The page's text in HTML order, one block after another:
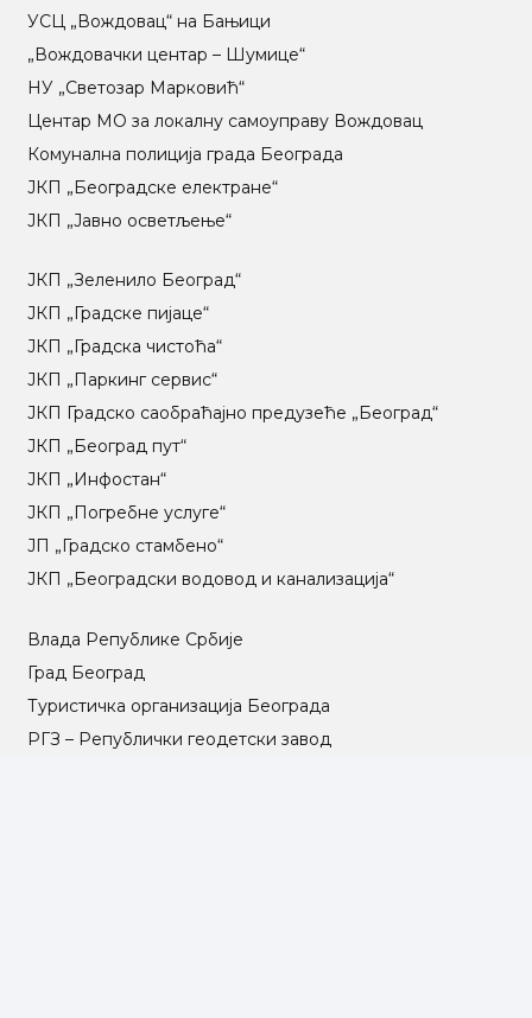
УСЦ „Вождовац“ на Бањици
„Вождовачки центар – Шумице“
НУ „Светозар Марковић“
Центар МO за локалну самоуправу Вождовац
Комунална полиција града Београда
ЈКП „Београдске електране“
ЈКП „Јавно осветљење“
ЈКП „Зеленило Београд“
ЈКП „Градске пијаце“
ЈКП „Градска чистоћа“
ЈКП „Паркинг сервис“
ЈКП Градско саобраћајно предузеће „Београд“
ЈКП „Београд пут“
ЈКП „Инфостан“
ЈКП „Погребне услуге“
ЈП „Градско стамбено“
ЈКП „Београдски водовод и канализација“
Влада Републике Србије
Град Београд
Туристичка организација Београда
РГЗ – Републички геодетски завод